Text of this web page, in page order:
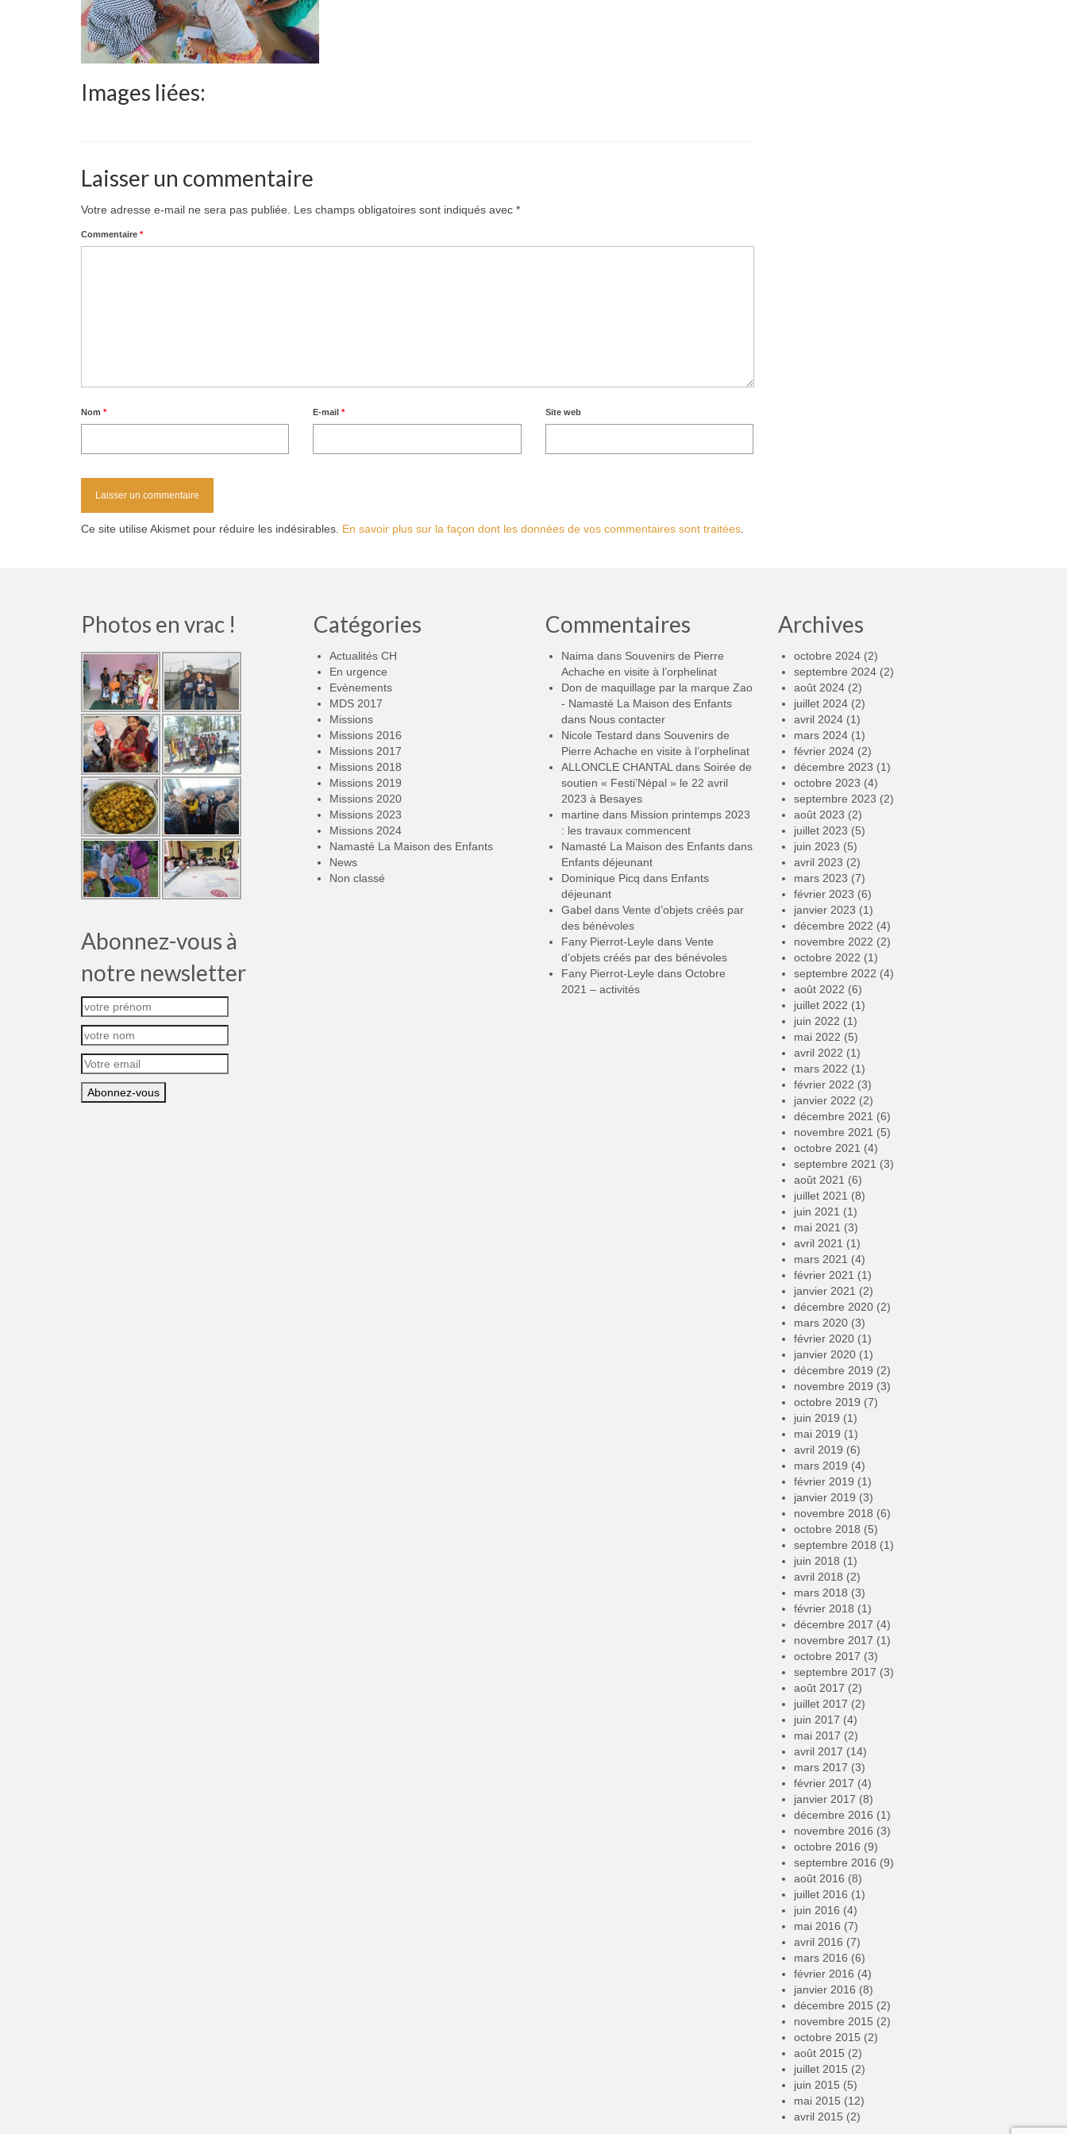
Images liées:
Laisser un commentaire
Votre adresse e-mail ne sera pas publiée. Les champs obligatoires sont indiqués avec *
Commentaire *
Nom * E-mail* Site web
Ce site utilise Akismet pour réduire les indésirables. En savoir plus sur la façon dont les données de vos commentaires sont traitées
Photos en vrac !
Abonnez-vous à
notre newsletter
Catégories
Actualités CH
En urgence
Evènements
MDS 2017
Missions
Missions 2016
Missions 2017
Missions 2018
Missions 2019
Missions 2020
Missions 2023
Missions 2024
Namasté La Maison des Enfants
News
Non classé
Commentaires
Naima dans Souvenirs de Pierre
Achache en visite à l’orphelinat
Don de maquillage par la marque Zao
- Namasté La Maison des Enfants
dans Nous contacter
Nicole Testard dans Souvenirs de
Pierre Achache en visite à l’orphelinat
ALLONCLE CHANTAL dans Soirée de
soutien « Festi’Népal » le 22 avril
2023 à Besayes
martine dans Mission printemps 2023
: les travaux commencent
Namasté La Maison des Enfants dans
Enfants déjeunant
Dominique Picq dans Enfants
déjeunant
Gabel dans Vente d’objets créés par
des bénévoles
Fany Pierrot-Leyle dans Vente
d’objets créés par des bénévoles
Fany Pierrot-Leyle dans Octobre
2021 – activités
Archives
octobre 2024(2)
septembre 2024(2)
août 2024(2)
juillet 2024(2)
avril 2024(1)
mars 2024(1)
février 2024(2)
décembre 2023 (1)
octobre 2023 (4)
septembre 2023 (2)
août 2023 (2)
juillet 2023 (5)
juin 2023 (5)
avril 2023 (2)
mars 2023 (7)
février 2023 (6)
janvier 2023 (1)
décembre 2022 (4)
novembre 2022 (2)
octobre 2022 (1)
septembre 2022 (4)
août 2022 (6)
juillet 2022 (1)
juin 2022 (1)
mai 2022 (5)
avril 2022 (1)
mars 2022 (1)
février 2022 (3)
janvier 2022 (2)
décembre 2021 (6)
novembre 2021 (5)
octobre 2021 (4)
septembre 2021 (3)
août 2021 (6)
juillet 2021 (8)
juin 2021 (1)
mai 2021 (3)
avril 2021 (1)
mars 2021 (4)
février 2021 (1)
janvier 2021 (2)
décembre 2020(2)
mars 2020(3)
février 2020(1)
janvier 2020(1)
décembre 2019 (2)
novembre 2019 (3)
octobre 2019 (7)
juin 2019 (1)
mai 2019 (1)
avril 2019 (6)
mars 2019 (4)
février 2019 (1)
janvier 2019 (3)
novembre 2018 (6)
octobre 2018 (5)
septembre 2018 (1)
juin 2018 (1)
avril 2018 (2)
mars 2018 (3)
février 2018 (1)
décembre 2017 (4)
novembre 2017 (1)
octobre 2017 (3)
septembre 2017 (3)
août 2017 (2)
juillet 2017 (2)
juin 2017 (4)
mai 2017 (2)
avril 2017 (14)
mars 2017 (3)
février 2017 (4)
janvier 2017 (8)
décembre 2016 (1)
novembre 2016 (3)
octobre 2016 (9)
septembre 2016 (9)
août 2016 (8)
juillet 2016 (1)
juin 2016 (4)
mai 2016 (7)
avril 2016 (7)
mars 2016 (6)
février 2016 (4)
janvier 2016 (8)
décembre 2015 (2)
novembre 2015 (2)
octobre 2015 (2)
août 2015 (2)
juillet 2015 (2)
juin 2015 (5)
mai 2015 (12)
avril 2015 (2)